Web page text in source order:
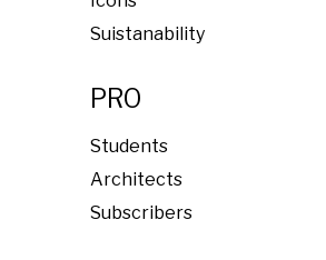
Suistanability
PRO
Students
Architects
Subscribers